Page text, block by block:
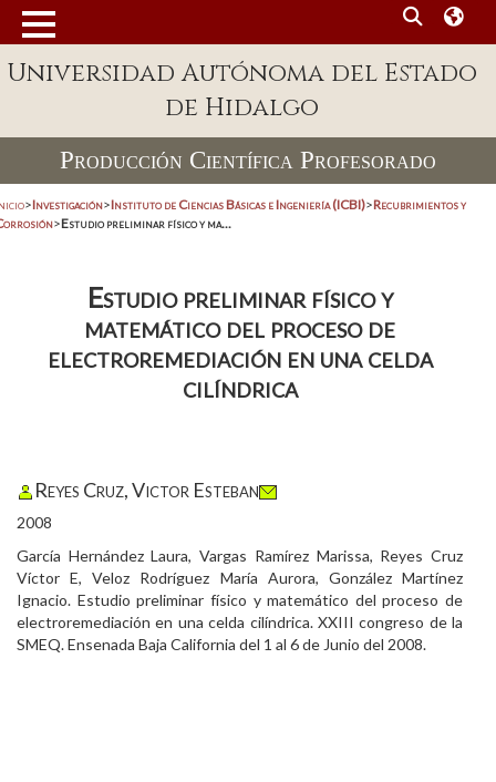
Universidad Autónoma del Estado
de Hidalgo
Producción Científica Profesorado
>Investigación>Instituto de Ciencias Básicas e Ingeniería (ICBI)>Recubrimientos y
>Estudio preliminar físico y ma...
Estudio preliminar físico y
matemático del proceso de
electroremediación en una celda
cilíndrica
Reyes Cruz, Victor Esteban
2008
García Hernández Laura, Vargas Ramírez Marissa, Reyes Cruz
Víctor E, Veloz Rodríguez María Aurora, González Martínez
Ignacio. Estudio preliminar físico y matemático del proceso de
electroremediación en una celda cilíndrica. XXIII congreso de la
SMEQ. Ensenada Baja California del 1 al 6 de Junio del 2008.